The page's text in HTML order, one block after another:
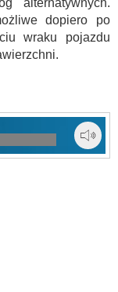
alternatywnych.
dopiero po
wraku pojazdu